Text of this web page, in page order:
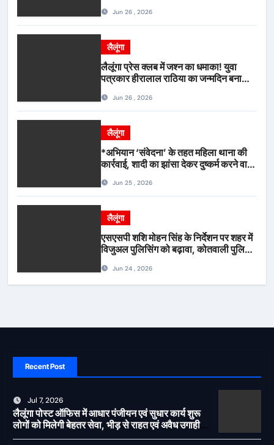
गिरफ्तार*
Jun 26 , 2026
लैलूंगा
लैलूंगा प्रेस क्लब में जश्न का धमाका! युवा
पत्रकार हीरालाल राठिया का जन्मदिन बना
स्वरJun 26 , 2026
लैलूंगा
*अभियान ‘संवेदना’ के तहत महिला थाना की
कार्रवाई, शादी का झांसा देकर दुष्कर्म करने वाला
Jun 25 , 2026
लैलूंगा
एसएसपी शशि मोहन सिंह के निर्देशन पर शहर में
विजुअल पुलिसिंग को बढ़ावा, कोतवाली पुलिस
Jun 24 , 2026
Recent Post
Jul 7, 2026
लैलूंगा पोस्ट ऑफिस में आधार पंजीयन एवं सुधार कार्य शुरू
लोगों को मिलेगी बेहतर सेवा, भीड़ से राहत एवं अवैध उगाही
पर लगेगी रोक